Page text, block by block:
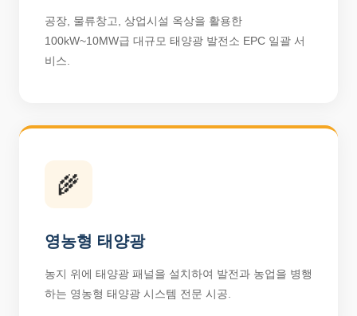
공장, 물류창고, 상업시설 옥상을 활용한
100kW~10MW급 대규모 태양광 발전소 EPC 일괄 서
비스.
🌾
영농형 태양광
농지 위에 태양광 패널을 설치하여 발전과 농업을 병행
하는 영농형 태양광 시스템 전문 시공.